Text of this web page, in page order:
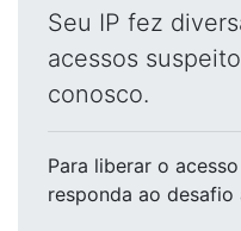
Seu IP fez
acessos
conosco.
Para liberar o acesso
responda ao desafio